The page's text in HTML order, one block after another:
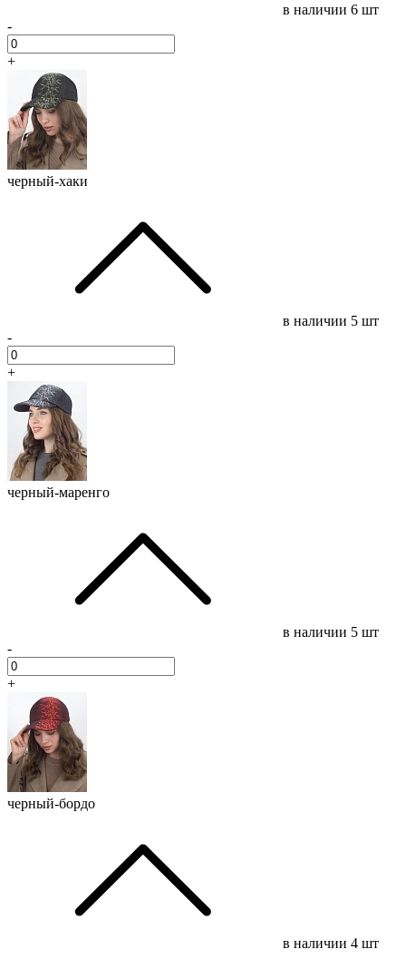
в наличии 6 шт
-
+
черный-хаки
в наличии 5 шт
-
+
черный-маренго
в наличии 5 шт
-
+
черный-бордо
в наличии 4 шт